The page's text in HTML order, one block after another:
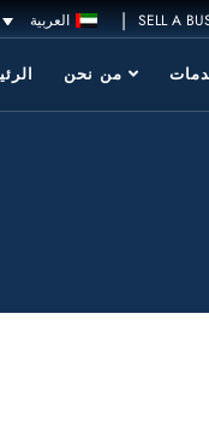
SELL A
| العربية
من نحن